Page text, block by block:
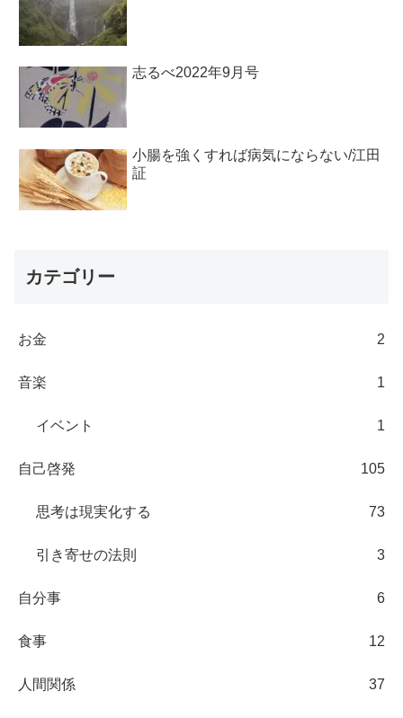
志るべ2022年9月号
小腸を強くすれば病気にならない/江田
証
カテゴリー
お金 2
音楽 1
イベント 1
自己啓発 105
思考は現実化する 73
引き寄せの法則 3
自分事 6
食事 12
人間関係 37